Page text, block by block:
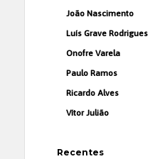
João Nascimento
Luís Grave Rodrigues
Onofre Varela
Paulo Ramos
Ricardo Alves
Vítor Julião
Recentes